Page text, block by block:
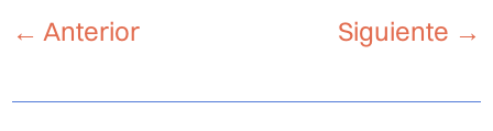
← Anterior Siguiente →